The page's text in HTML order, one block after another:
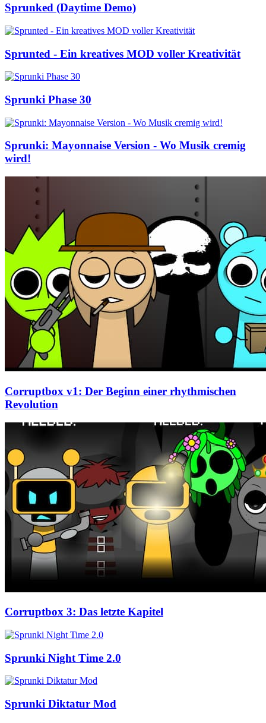
Sprunked (Daytime Demo)
Sprunted - Ein kreatives MOD voller Kreativität
Sprunki Phase 30
Sprunki: Mayonnaise Version - Wo Musik cremig
wird!
Corruptbox v1: Der Beginn einer rhythmischen
Revolution
Corruptbox 3: Das letzte Kapitel
Sprunki Night Time 2.0
Sprunki Diktatur Mod